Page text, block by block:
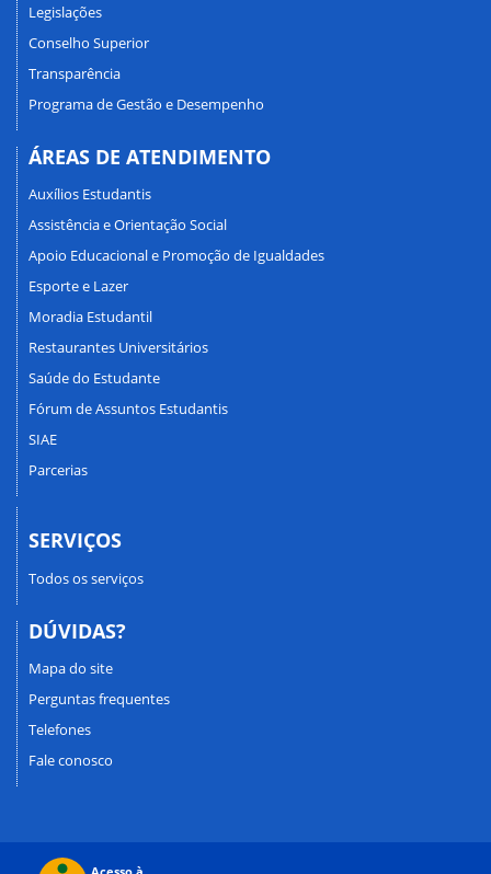
Legislações
Conselho Superior
Transparência
Programa de Gestão e Desempenho
ÁREAS DE ATENDIMENTO
Auxílios Estudantis
Assistência e Orientação Social
Apoio Educacional e Promoção de Igualdades
Esporte e Lazer
Moradia Estudantil
Restaurantes Universitários
Saúde do Estudante
Fórum de Assuntos Estudantis
SIAE
Parcerias
SERVIÇOS
Todos os serviços
DÚVIDAS?
Mapa do site
Perguntas frequentes
Telefones
Fale conosco